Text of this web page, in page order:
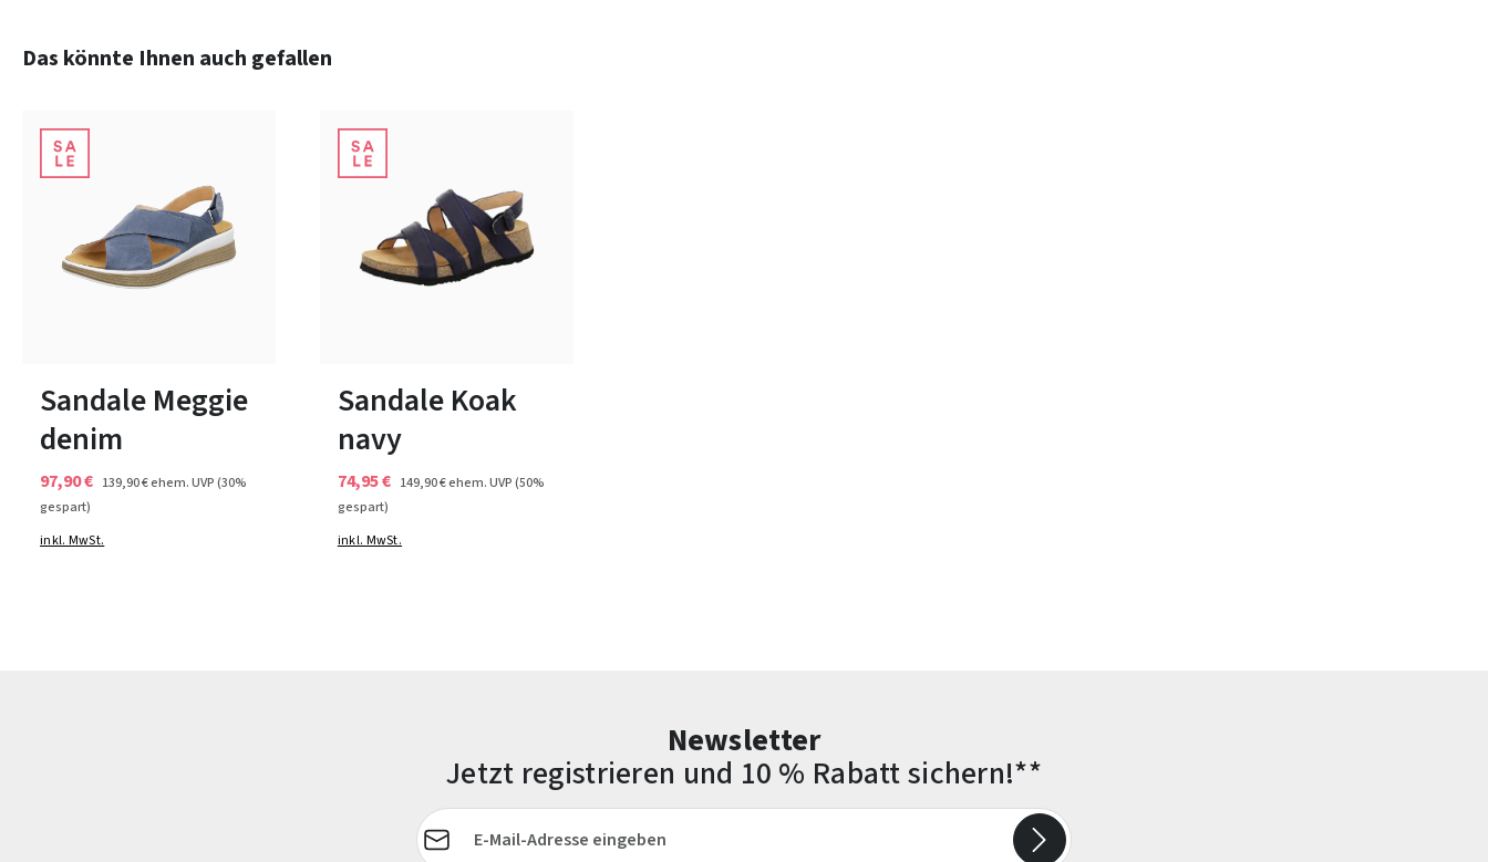
Produktgalerie überspringen
Das könnte Ihnen auch gefallen
Sandale Meggie
denim
97,90 € 139,90 €ehem. UVP(30%
gespart)
inkl. MwSt.
Sandale Koak
navy
74,95 € 149,90 €ehem. UVP(50%
gespart)
inkl. MwSt.
Newsletter
Jetzt registrieren und 10 % Rabatt sichern!**
E-Mail-Adresse*